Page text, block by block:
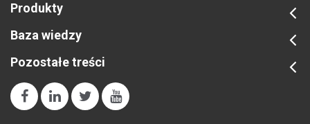
Produkty
Baza wiedzy
Pozostałe treści